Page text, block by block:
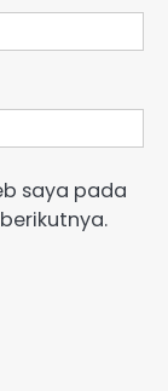
saya pada